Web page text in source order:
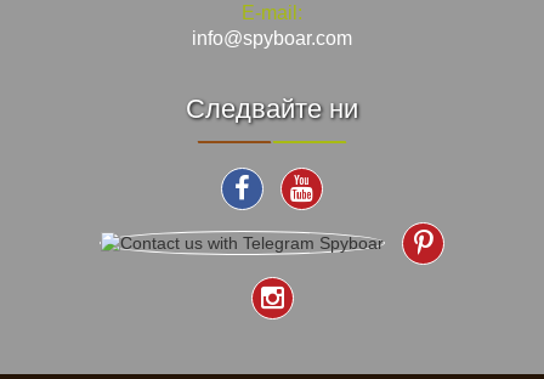
E-mail:
info@spyboar.com
Следвайте ни